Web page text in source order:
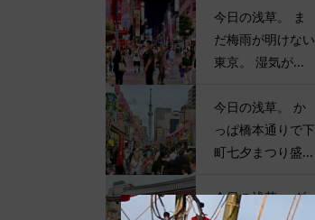
今日の浅草。 ま
だ梅雨が明けない
東京。 湿気が...
今日の浅草。 か
っぱ橋本通りで下
町七夕まつり盛...
今日の浅草。 ダ